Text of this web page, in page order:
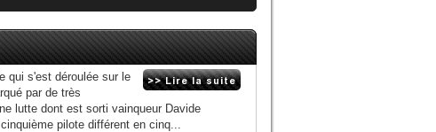
qui s'est déroulée sur le
par de très
lutte dont est sorti vainqueur Davide
pilote différent en cinq...